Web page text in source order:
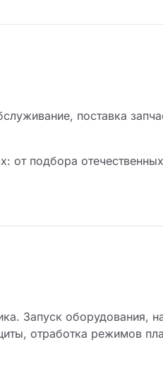
поставка
от подбора отечественных
Запуск оборудования,
отработка режимов